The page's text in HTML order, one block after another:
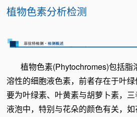
植物色素分析检测
植物色素(Phytochromes)包括
溶性的细胞液色素，前者存在于叶
要为叶绿素、叶黄素与胡萝卜素，
液泡中，特别与花朵的颜色有关，如